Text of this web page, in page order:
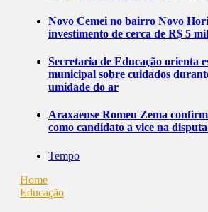
Novo Cemei no bairro Novo
investimento de cerca de R$ 5
Secretaria de Educação orienta
municipal sobre cuidados
umidade do ar
Araxaense Romeu Zema
como candidato a vice na
Tempo
Home
Educação